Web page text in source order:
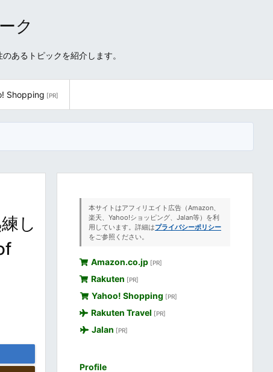
ク
あるトピックを紹介します。
Shopping [PR]
し
本サイトはアフィリエイト広告（Amazon、
楽天、Yahoo!ショッピング、Jalan等）を利
用しています。詳細はプライバシーポリシー
をご参照ください。
Amazon.co.jp [PR]
Rakuten [PR]
Yahoo! Shopping [PR]
Rakuten Travel [PR]
Jalan [PR]
Profile